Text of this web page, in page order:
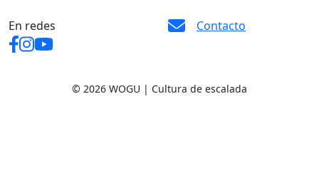
En redes Contacto
© 2026 WOGU | Cultura de escalada